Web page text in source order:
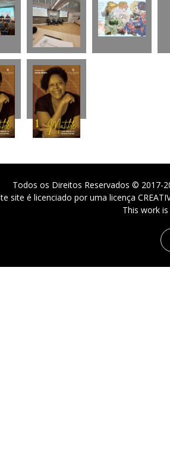
Todos os Direitos Reservados © 2017-
site é licenciado por uma licença
This work